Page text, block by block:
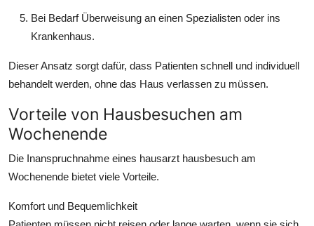
Bei Bedarf Überweisung an einen Spezialisten oder ins
Krankenhaus.
Dieser Ansatz sorgt dafür, dass Patienten schnell und individuell
behandelt werden, ohne das Haus verlassen zu müssen.
Vorteile von Hausbesuchen am
Wochenende
Die Inanspruchnahme eines hausarzt hausbesuch am
Wochenende bietet viele Vorteile.
Komfort und Bequemlichkeit